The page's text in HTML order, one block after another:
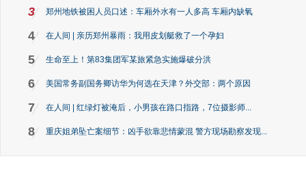
3 郑州地铁被困人员口述：车厢外水有一人多高 车厢内缺氧
4 在人间 | 亲历郑州暴雨：我用皮划艇救了一个孕妇
5 生命至上！第83集团军某旅紧急实施爆破分洪
6 美国常务副国务卿访华为何选在天津？外交部：两个原因
7 在人间 | 红绿灯被淹后，小男孩在路口指路，7位摄影师...
8 重庆姐弟坠亡案细节：凶手欲靠悲情蒙混 警方现场勘察发现...